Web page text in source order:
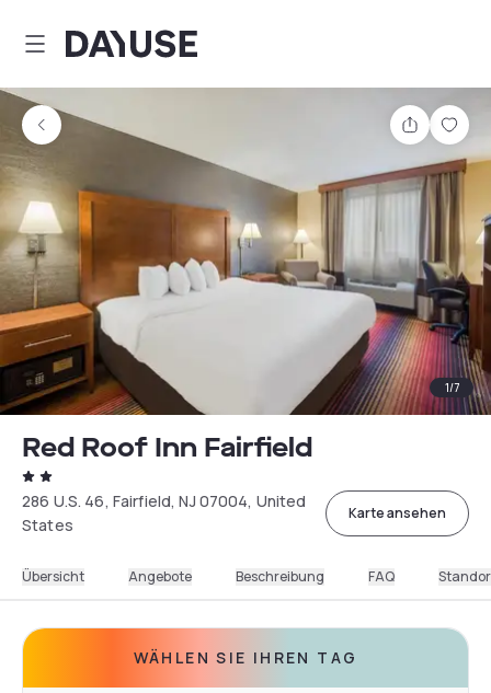
Dayuse
Teilen
1/7
Red Roof Inn Fairfield
286 U.S. 46, Fairfield, NJ 07004, United
States
Karte ansehen
Übersicht Angebote Beschreibung FAQ
WÄHLEN SIE IHREN TAG